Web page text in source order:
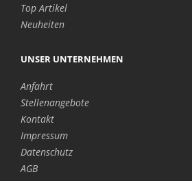
Top Artikel
Neuheiten
UNSER UNTERNEHMEN
Anfahrt
Stellenangebote
Kontakt
Impressum
Datenschutz
AGB